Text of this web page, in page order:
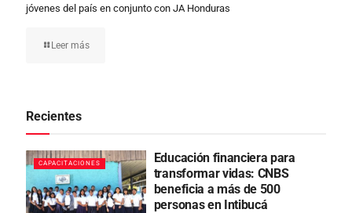
jóvenes del país en conjunto con JA Honduras
Leer más
Recientes
CAPACITACIONES
Educación financiera para
transformar vidas: CNBS
beneficia a más de 500
personas en Intibucá